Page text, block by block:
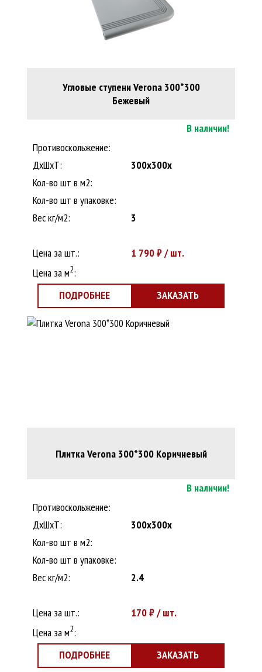
Угловые ступени Verona 300*300
Бежевый
В наличии!
Противоскольжение:
ДxШхТ:
300x300x
Кол-во шт в м2:
Кол-во шт в упаковке:
Вес кг/м2:
3
Цена за шт.: 1 790₽ / шт.
Цена за м2:
ПОДРОБНЕЕ ЗАКАЗАТЬ
Плитка Verona 300*300 Коричневый
В наличии!
Противоскольжение:
ДxШхТ:
300x300x
Кол-во шт в м2:
Кол-во шт в упаковке:
Вес кг/м2:
2.4
Цена за шт.: 170₽ / шт.
Цена за м2:
ПОДРОБНЕЕ ЗАКАЗАТЬ